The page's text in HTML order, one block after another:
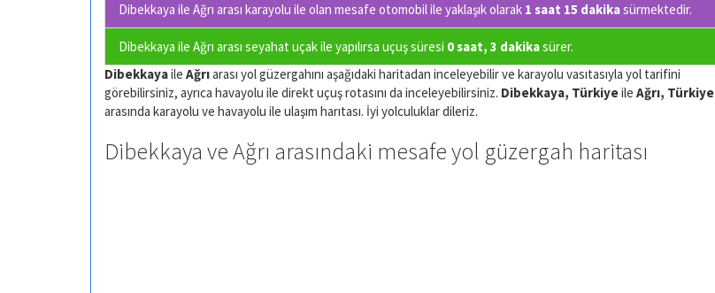
Dibekkaya ile Ağrı arası karayolu ile olan mesafe otomobil ile yaklaşık olarak 1 saat 15 dakikasürmektedir.
Dibekkaya ile Ağrı arası seyahat uçak ile yapılırsa uçuş süresi 0 saat, 3 dakikasürer.
Dibekkayaile Ağrıarası yol güzergahını aşağıdaki haritadan inceleyebilir ve karayolu vasıtasıyla yol tarifini
görebilirsiniz, ayrıca havayolu ile direkt uçuş rotasını da inceleyebilirsiniz. Dibekkaya, Türkiyeile Ağrı, Türkiye
arasında karayolu ve havayolu ile ulaşım harıtası. İyi yolculuklar dileriz.
Dibekkaya ve Ağrı arasındaki mesafe yol güzergah haritası